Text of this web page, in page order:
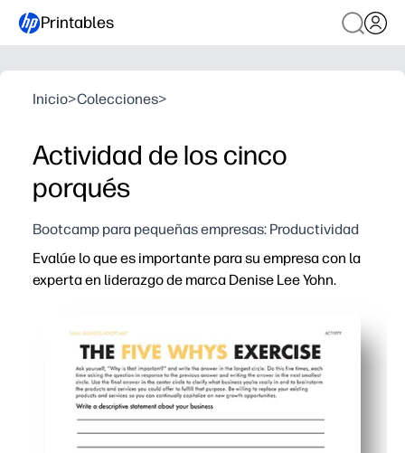
Printables
Inicio>Colecciones>
Actividad de los cinco
porqués
Bootcamp para pequeñas empresas: Productividad
Evalúe lo que es importante para su empresa con la
experta en liderazgo de marca Denise Lee Yohn.